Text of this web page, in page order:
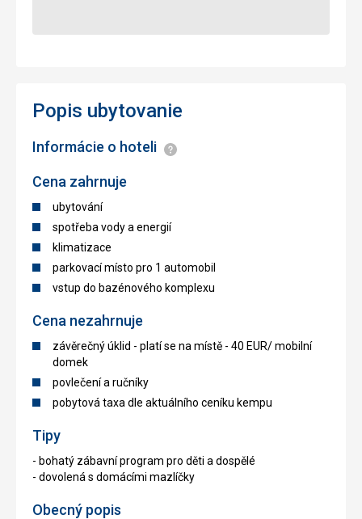
Cena zahrnuje
ubytování
spotřeba vody a energií
klimatizace
parkovací místo pro 1 automobil
vstup do bazénového komplexu
Cena nezahrnuje
závěrečný úklid - platí se na místě - 40 EUR/ mobilní
domek
povlečení a ručníky
pobytová taxa dle aktuálního ceníku kempu
Tipy
- bohatý zábavní program pro děti a dospělé
- dovolená s domácími mazlíčky
Obecný popis
Popis ubytovanie
Informácie o hoteli Informácie